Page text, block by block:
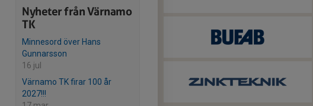
Nyheter från Värnamo
TK
Minnesord över Hans
Gunnarsson
16 jul
Värnamo TK firar 100 år
2027!!!